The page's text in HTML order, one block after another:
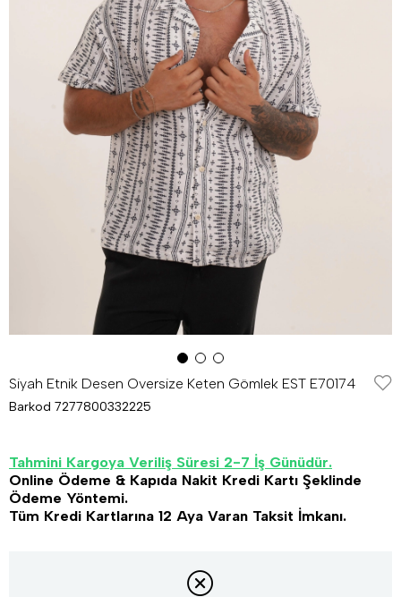
Siyah Etnik Desen Oversize Keten Gömlek EST E70174
Barkod 7277800332225
Tahmini Kargoya Veriliş Süresi 2-7 İş Günüdür.
Online Ödeme & Kapıda Nakit Kredi Kartı Şeklinde
Ödeme Yöntemi.
Tüm Kredi Kartlarına 12 Aya Varan Taksit İmkanı.